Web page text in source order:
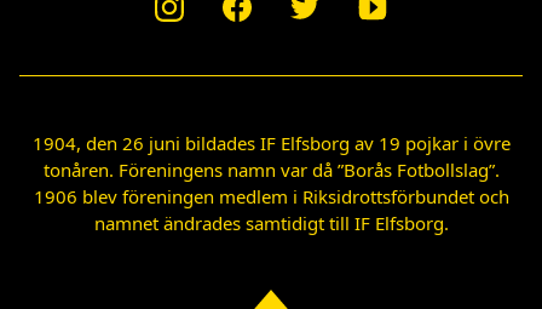
1904, den 26 juni bildades IF Elfsborg av 19 pojkar i övre
tonåren. Föreningens namn var då ”Borås Fotbollslag”.
1906 blev föreningen medlem i Riksidrottsförbundet och
namnet ändrades samtidigt till IF Elfsborg.